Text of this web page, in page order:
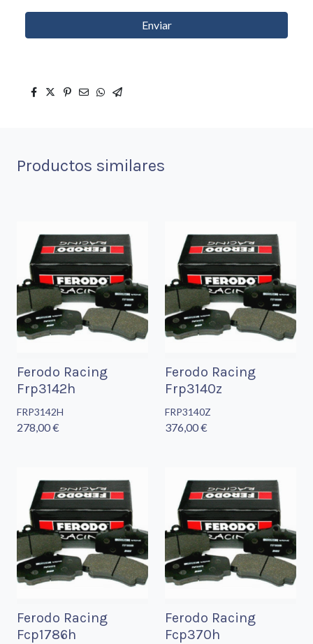
Enviar
Productos similares
Ferodo Racing
Frp3142h
FRP3142H
278,00 €
Ferodo Racing
Frp3140z
FRP3140Z
376,00 €
Ferodo Racing
Fcp1786h
Ferodo Racing
Fcp370h